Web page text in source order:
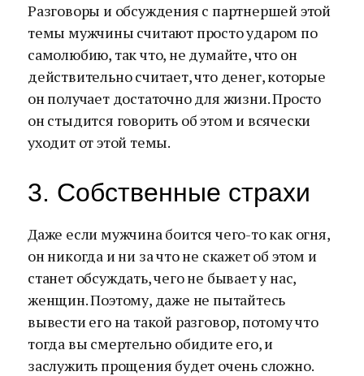
Разговоры и обсуждения с партнершей этой
темы мужчины считают просто ударом по
самолюбию, так что, не думайте, что он
действительно считает, что денег, которые
он получает достаточно для жизни. Просто
он стыдится говорить об этом и всячески
уходит от этой темы.
3. Собственные страхи
Даже если мужчина боится чего-то как огня,
он никогда и ни за что не скажет об этом и
станет обсуждать, чего не бывает у нас,
женщин. Поэтому, даже не пытайтесь
вывести его на такой разговор, потому что
тогда вы смертельно обидите его, и
заслужить прощения будет очень сложно.